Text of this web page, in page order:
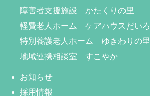
障害者支援施設 かたくりの里
軽費老人ホーム ケアハウスだいろ
特別養護老人ホーム ゆきわりの里
地域連携相談室 すこやか
お知らせ
採用情報